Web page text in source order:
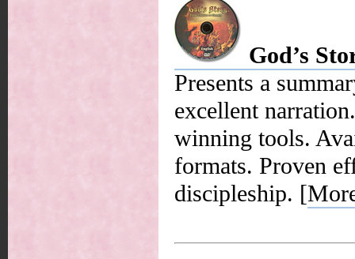
God’s
Presents a
excellent
winning tools.
formats. Proven
discipleship. [